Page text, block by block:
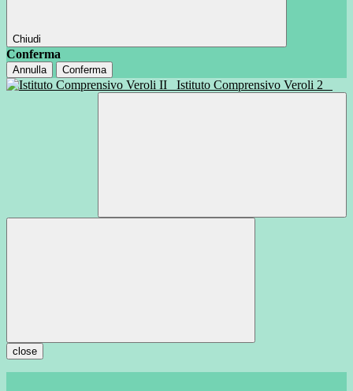
Chiudi
Conferma
Annulla Conferma
Istituto Comprensivo Veroli 2
close